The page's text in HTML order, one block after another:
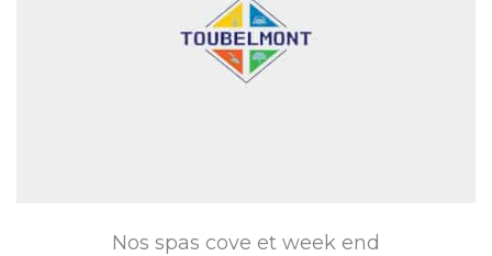
Nos spas cove et week end